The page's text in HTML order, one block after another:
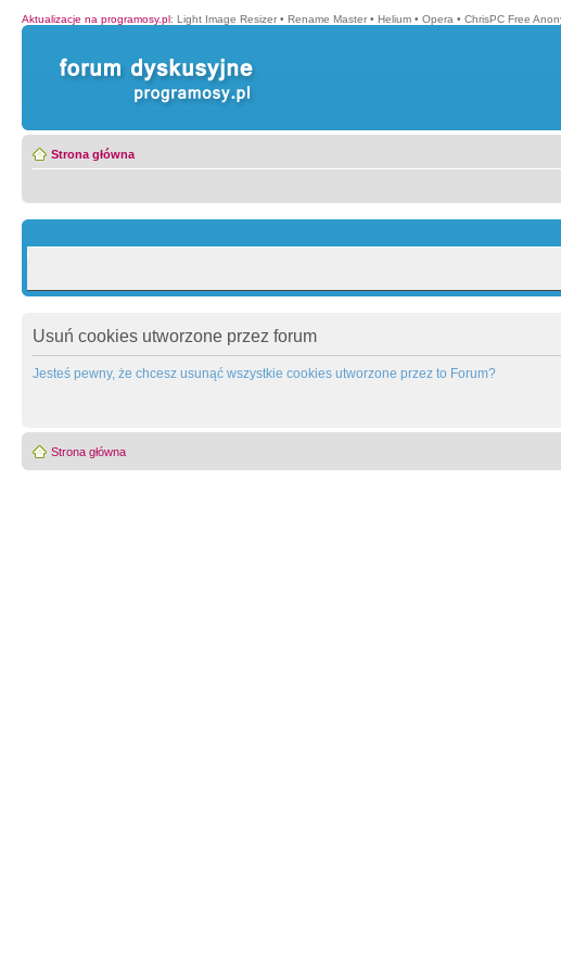
Aktualizacje na programosy.pl: Light Image Resizer • Rename Master • Helium • Opera • ChrisPC Free
Strona główna
Usuń cookies utworzone przez forum
Jesteś pewny, że chcesz usunąć wszystkie cookies utworzone przez to Forum?
Strona główna